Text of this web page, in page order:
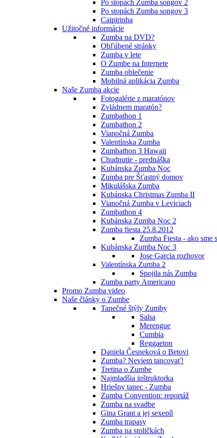
Po stopách Zumba songov 2
Po stopách Zumba songov 3
Caipirinha
Užitočné informácie
Zumba na DVD?
Obľúbené stránky
Zumba v lete
O Zumbe na Internete
Zumba oblečenie
Mobilná aplikácia Zumba
Naše Zumba akcie
Fotogalérie z maratónov
Zvládnem maratón?
Zumbathon 1
Zumbathon 2
Vianočná Zumba
Valentínska Zumba
Zumbathon 3 Hawaii
Chudnutie - prednáška
Kubánska Zumba Noc
Zumba pre Šťastný domov
Mikulášska Zumba
Kubánska Christmas Zumba II
Vianočná Zumba v Leviciach
Zumbathon 4
Kubánska Zumba Noc 2
Zumba fiesta 25.8.2012
Zumba Fiesta - ako sme
Kubánska Zumba Noc 3
Jose Garcia rozhovor
Valentínska Zumba 2
Spojila nás Zumba
Zumba party Americano
Promo Zumba video
Naše články o Zumbe
Tanečné štýly Zumby
Salsa
Merengue
Cumbia
Reggaeton
Daniela Česneková o Betovi
Zumba? Neviem tancovať!
Tretina o Zumbe
Najmladšia inštruktorka
Hriešny tanec - Zumba
Zumba Convention: reportáž
Zumba na svadbe
Gina Grant a jej sexepíl
Zumba trapasy
Zumba na stoličkách